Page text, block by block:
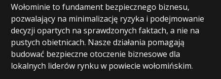
Wołominie to fundament bezpiecznego biznesu,
pozwalający na minimalizację ryzyka i podejmowanie
decyzji opartych na sprawdzonych faktach, a nie na
pustych obietnicach. Nasze działania pomagają
budować bezpieczne otoczenie biznesowe dla
lokalnych liderów rynku w powiecie wołomińskim.